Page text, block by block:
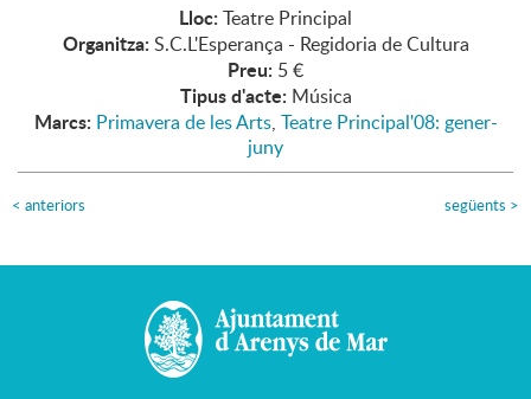
Lloc: Teatre Principal
Organitza: S.C.L'Esperança - Regidoria de Cultura
Preu: 5 €
Tipus d'acte: Música
Marcs: Primavera de les Arts, Teatre Principal'08: gener-
juny
< anteriors següents >